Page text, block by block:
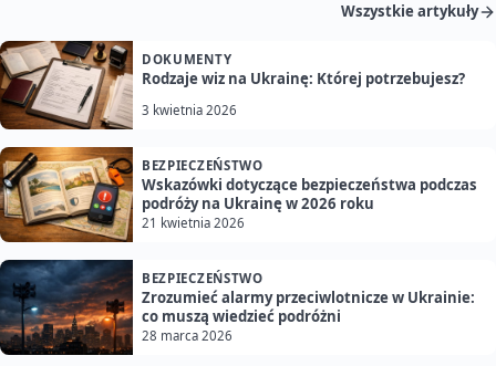
Wszystkie artykuły
DOKUMENTY
Rodzaje wiz na Ukrainę: Której potrzebujesz?
3 kwietnia 2026
BEZPIECZEŃSTWO
Wskazówki dotyczące bezpieczeństwa podczas
podróży na Ukrainę w 2026 roku
21 kwietnia 2026
BEZPIECZEŃSTWO
Zrozumieć alarmy przeciwlotnicze w Ukrainie:
co muszą wiedzieć podróżni
28 marca 2026